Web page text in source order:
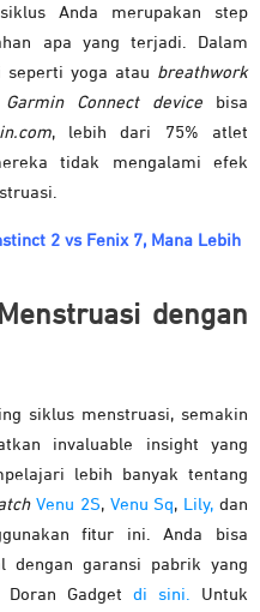
Anda merupakan step
apa yang terjadi. Dalam
seperti yoga atau breathwork
Garmin Connect devicebisa
, lebih dari 75% atlet
tidak mengalami efek
2 vs Fenix 7, Mana Lebih
dengan
siklus menstruasi, semakin
invaluable insight yang
lebih banyak tentang
Venu 2S, Venu Sq, Lily, dan
fitur ini. Anda bisa
dengan garansi pabrik yang
Gadget di sini. Untuk